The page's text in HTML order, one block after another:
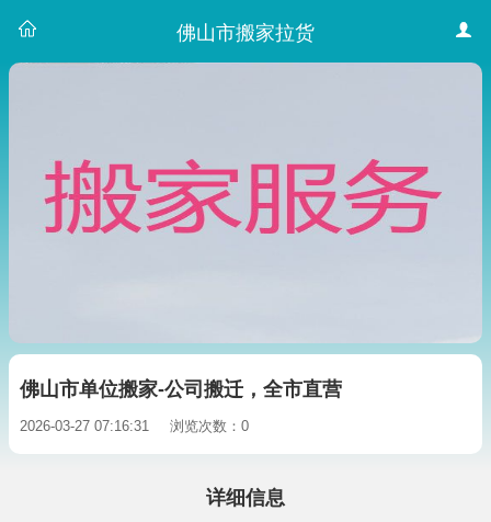
佛山市搬家拉货
佛山市单位搬家-公司搬迁，全市直营
2026-03-27 07:16:31 浏览次数：0
详细信息